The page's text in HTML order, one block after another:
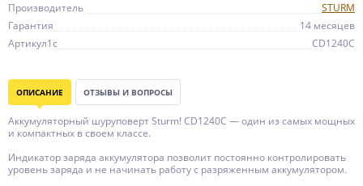
Производитель
STURM
Гарантия
14 месяцев
Артикул1c
CD1240C
ОПИСАНИЕ ОТЗЫВЫ И ВОПРОСЫ
Аккумуляторный шуруповерт Sturm! CD1240C — один из самых мощных
и компактных в своем классе.
Индикатор заряда аккумулятора позволит постоянно контролировать
уровень заряда и не начинать работу с разряженным аккумулятором.